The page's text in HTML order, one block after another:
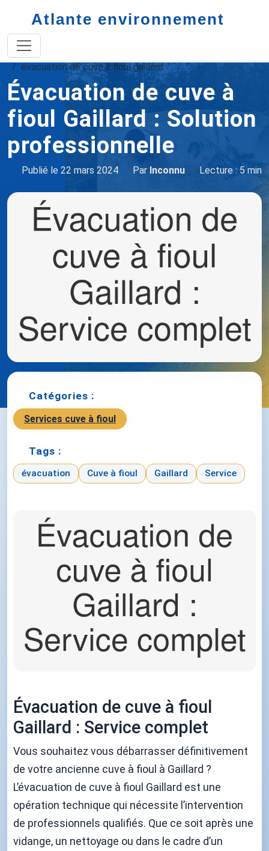
Atlante environnement
Accueil
évacuation de cuve à fioul gaillard
Évacuation de cuve à
fioul Gaillard : Solution
professionnelle
Publié le 22 mars 2024 Par Inconnu Lecture : 5 min
Catégories :
Services cuve à fioul
Tags :
évacuation Cuve à fioul Gaillard Service
Évacuation de cuve à fioul
Gaillard : Service complet
Vous souhaitez vous débarrasser définitivement
de votre ancienne cuve à fioul à Gaillard ?
L’évacuation de cuve à fioul Gaillard est une
opération technique qui nécessite l’intervention
de professionnels qualifiés. Que ce soit après une
vidange, un nettoyage ou dans le cadre d’un